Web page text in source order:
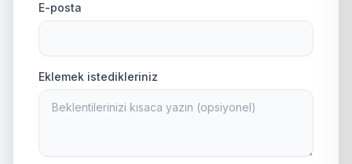
E-posta
Eklemek istedikleriniz